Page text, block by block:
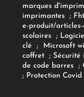
marques
imprimantes
; F
e-produit/
scolaires;
clé
; Microsoft
coffret ; Sécurité
de code barres
;
; Protection Covid